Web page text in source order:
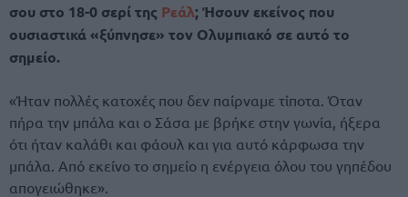
σου στο 18-0 σερί της Ρεάλ; Ήσουν εκείνος που
ουσιαστικά «ξύπνησε» τον Ολυμπιακό σε αυτό το
σημείο.
«Ήταν πολλές κατοχές που δεν παίρναμε τίποτα. Όταν
πήρα την μπάλα και ο Σάσα με βρήκε στην γωνία, ήξερα
ότι ήταν καλάθι και φάουλ και για αυτό κάρφωσα την
μπάλα. Από εκείνο το σημείο η ενέργεια όλου του γηπέδου
απογειώθηκε».